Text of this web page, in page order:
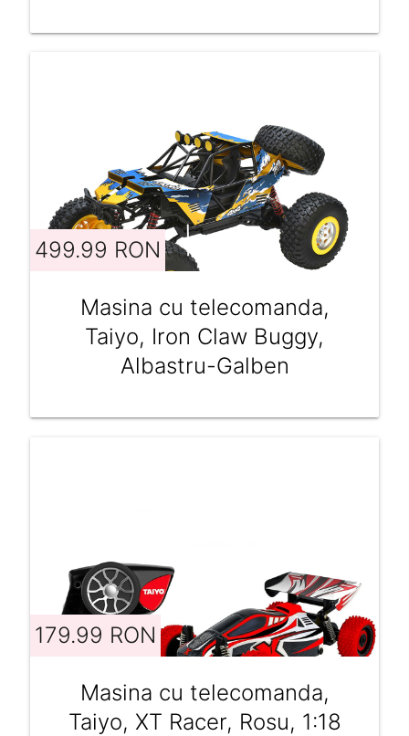
499.99 RON
Masina cu telecomanda,
Taiyo, Iron Claw Buggy,
Albastru-Galben
179.99 RON
Masina cu telecomanda,
Taiyo, XT Racer, Rosu, 1:18